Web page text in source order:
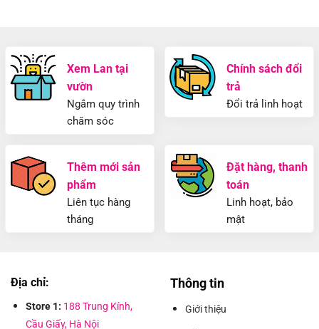
Xem Lan tại
vườn
Ngắm quy trình
chăm sóc
Chính sách đổi
trả
Đổi trả linh hoạt
Thêm mới sản
phẩm
Liên tục hàng
tháng
Đặt hàng, thanh
toán
Linh hoạt, bảo
mật
Địa chỉ:
Store 1: 188 Trung Kính,
Cầu Giấy, Hà Nội
Thông tin
Giới thiệu